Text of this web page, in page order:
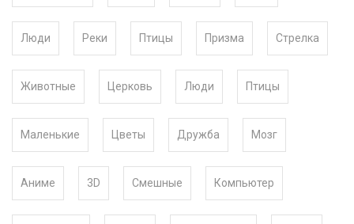
Люди Реки Птицы Призма Стрелка
Животные Церковь Люди Птицы
Маленькие Цветы Дружба Мозг
Аниме 3D Смешные Компьютер